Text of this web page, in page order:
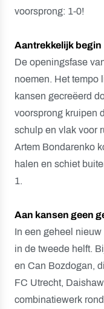
voorsprong: 1-0!
Aantrekkelijk begin
De openingsfase
noemen. Het tempo
kansen gecreëerd
voorsprong kruipen
schulp en vlak voor
Artem Bondarenko
halen en schiet
1.
Aan kansen geen
In een geheel
in de tweede helft.
en Can Bozdogan,
FC Utrecht,
combinatiewerk